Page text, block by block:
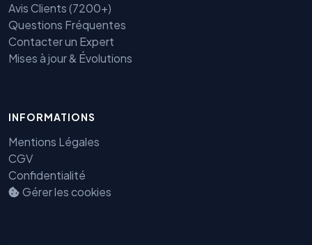
Avis Clients (7200+)
Questions Fréquentes
Contacter un Expert
Mises à jour & Évolutions
INFORMATIONS
Mentions Légales
CGV
Confidentialité
Gérer les cookies